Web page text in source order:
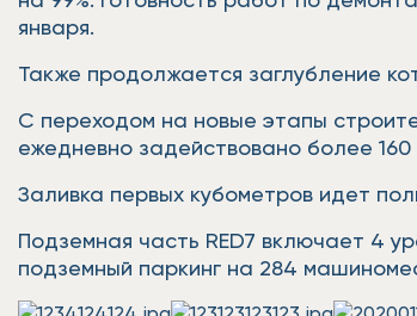
января.
Также продолжается заглубление
С переходом на новые этапы
ежедневно задействовано более
Заливка первых кубометров идет
Подземная часть RED7 включает 4
подземный паркинг на 284